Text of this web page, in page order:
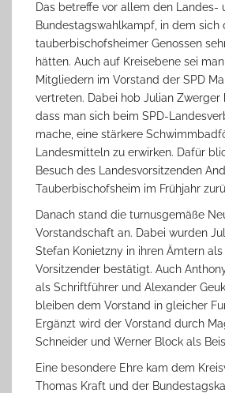
Das betreffe vor allem den Landes-
Bundestagswahlkampf, in dem sich
tauberbischofsheimer Genossen
hätten. Auch auf Kreisebene sei
Mitgliedern im Vorstand der SPD
vertreten. Dabei hob Julian Zwerger
dass man sich beim SPD-
mache, eine stärkere
Landesmitteln zu erwirken. Dafür
Besuch des Landesvorsitzenden
Tauberbischofsheim im Frühjahr
Danach stand die turnusgemäße
Vorstandschaft an. Dabei wurden
Stefan Konietzny in ihren Ämtern als
Vorsitzender bestätigt. Auch
als Schriftführer und Alexander
bleiben dem Vorstand in gleicher
Ergänzt wird der Vorstand durch
Schneider und Werner Block als
Eine besondere Ehre kam dem
Thomas Kraft und der